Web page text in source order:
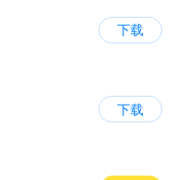
下载
下载